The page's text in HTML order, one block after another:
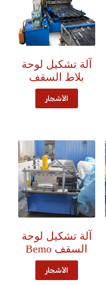
آلة تشكيل لوحة
بلاط السقف
الأشجار
آلة تشكيل لوحة
السقف Bemo
الأشجار